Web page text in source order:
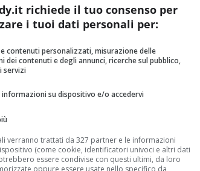
richiede il tuo consenso per
i tuoi dati personali per:
contenuti personalizzati, misurazione delle
dei contenuti e degli annunci, ricerche sul pubblico,
servizi
informazioni su dispositivo e/o accedervi
verranno trattati da 327 partner e le informazioni
(come cookie, identificatori univoci e altri dati
essere condivise con questi ultimi, da loro
oppure essere usate nello specifico da